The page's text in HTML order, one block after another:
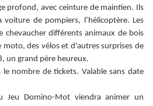
profond, avec ceinture de maintien. Ils
de pompiers, l’hélicoptère. Les
chevaucher différents animaux de bois
des vélos et d'autres surprises de
un grand père heureux.
nombre de tickets. Valable sans date
Jeu Domino-Mot viendra animer un